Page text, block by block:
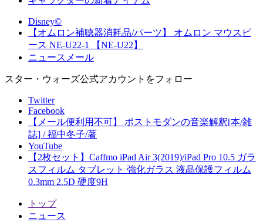
Disney©
【オムロン補聴器消耗品/パーツ】 オムロン マウスピ
ース NE-U22-1 【NE-U22】
ニュースメール
スター・ウォーズ公式アカウントをフォロー
Twitter
Facebook
【メール便利用不可】 ポストモダンの音楽解釈[本/雑
誌] / 福中冬子/著
YouTube
【2枚セット】Caffmo iPad Air 3(2019)/iPad Pro 10.5 ガラ
スフィルム タブレット 強化ガラス 液晶保護フィルム
0.3mm 2.5D 硬度9H
トップ
ニュース